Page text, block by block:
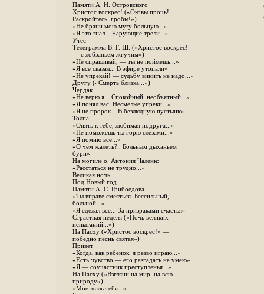
Памяти А. Н. Островского
Христос воскрес! («Оковы прочь!
Раскройтесь, гробы!»)
«Не брани мою музу больную...»
«Я это знал... Чарующие трели...»
Утес
Телеграмма В. Г. Ш. («Христос воскрес!
— с лобзаньем жгучим»)
«Не спрашивай, — ты не поймешь...»
«Я все сказал... В эфире утопали»
«Не упрекай! — судьбу винить не надо...»
Другу («Смерть близка...»)
Чердак
«Не верю я... Спокойный, необъятный...»
«Я понял вас. Несмелые упреки...»
«Я не пророк... В безлюдную пустыню»
Толпа
«Опять к тебе, любимая подруга...»
«Не поможешь ты горю слезами...»
«Я помню все...»
«О чем жалеть?.. Больным дыханьем
бури»
На могиле о. Антония Чаленко
«Расстаться не трудно...»
Великая ночь
Под Новый год
Памяти А. С. Грибоедова
«Ты вправе смеяться. Бессильный,
больной...»
«Я сделал все... За призраками счастья»
Страстная неделя («Ночь великих
испытаний...»)
На Пасху («Христос воскрес!» —
победно песнь святая»)
Привет
«Когда, как ребенок, я резво играю...»
«Есть чувство,— его разгадать не умею»
«Я — соучастник преступленья...»
На Пасху («Взгляни на мир, на всю
природу»)
«Мне жаль тебя...»